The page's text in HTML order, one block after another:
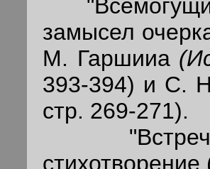
замысел
М. Гаршииа
393-394) и С.
стр. 269-271).